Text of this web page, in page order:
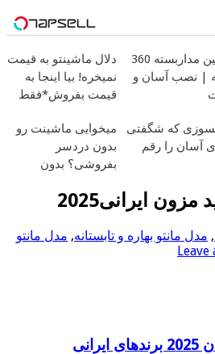
دوربین مداربسته 360
| نصب آسان و
دلال ماشینتو به قیمت
نمیخره! بیا اینجا به
قیمت بفروش*فقط
که شگفتی
آسان را رقم
میخوایی ماشینت رو
بدون دردسر
بفروشی؟ بدون
ایرانی2025
, مدل مانتو بهاره و تابستانه, مدل مانتو
Leave